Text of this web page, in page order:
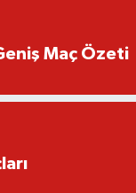
Maç Özeti